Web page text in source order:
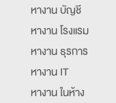
หางาน บัญชี
หางาน โรงแรม
หางาน ธุรการ
หางาน IT
หางาน ในห้าง